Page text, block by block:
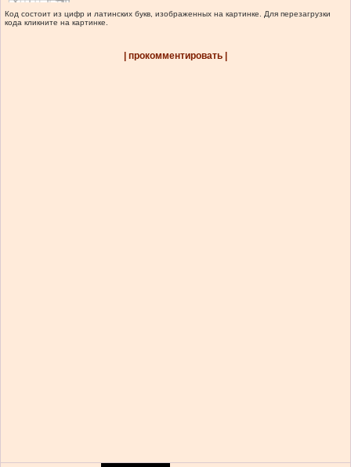
Код состоит из цифр и латинских букв, изображенных на картинке. Для перезагрузки
кода кликните на картинке.
| прокомментировать |